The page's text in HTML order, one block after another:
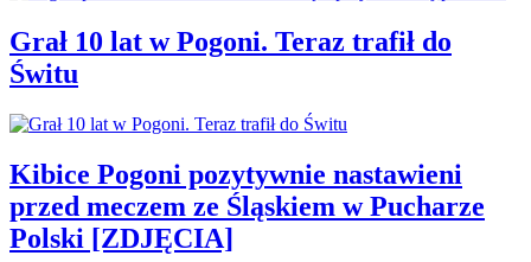
Grał 10 lat w Pogoni. Teraz trafił do
Świtu
Kibice Pogoni pozytywnie nastawieni
przed meczem ze Śląskiem w Pucharze
Polski [ZDJĘCIA]